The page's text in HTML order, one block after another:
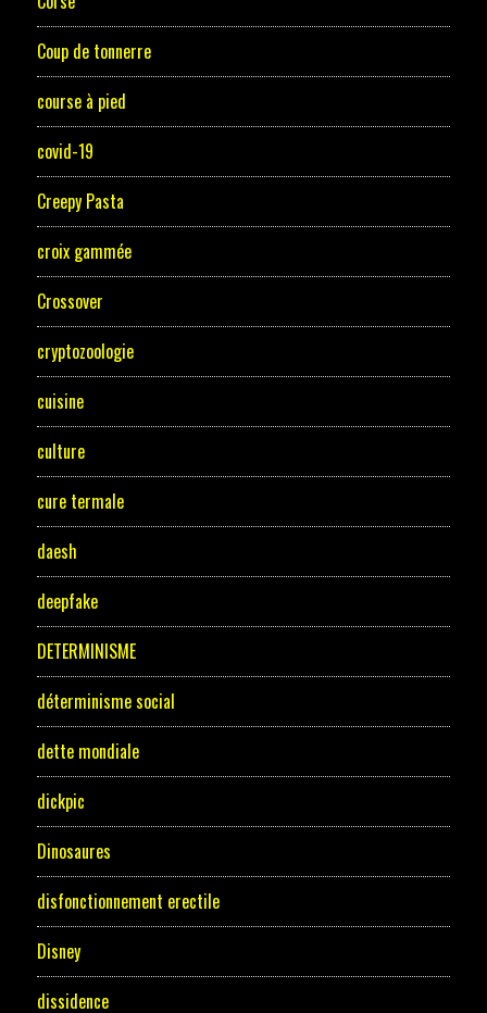
Coup de tonnerre
course à pied
covid-19
Creepy Pasta
croix gammée
Crossover
cryptozoologie
cuisine
culture
cure termale
daesh
deepfake
DETERMINISME
déterminisme social
dette mondiale
dickpic
Dinosaures
disfonctionnement erectile
Disney
dissidence